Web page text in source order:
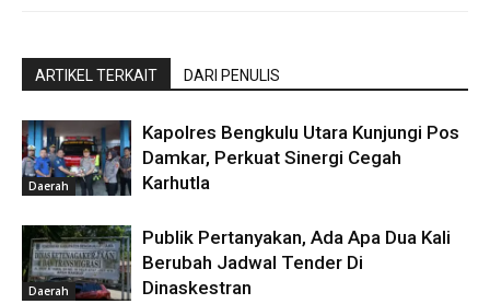
ARTIKEL TERKAIT DARI PENULIS
Daerah
Kapolres Bengkulu Utara Kunjungi Pos
Damkar, Perkuat Sinergi Cegah
Karhutla
Daerah
Publik Pertanyakan, Ada Apa Dua Kali
Berubah Jadwal Tender Di
Dinaskestran